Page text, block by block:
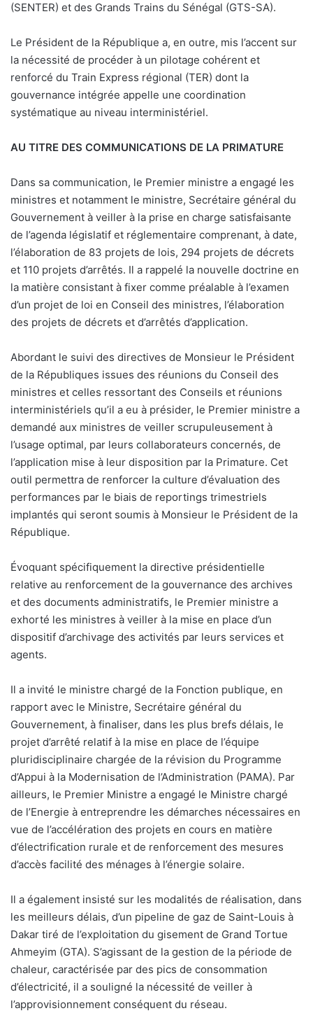
(SENTER) et des Grands Trains du Sénégal (GTS-SA).
Le Président de la République a, en outre, mis l’accent sur
la nécessité de procéder à un pilotage cohérent et
renforcé du Train Express régional (TER) dont la
gouvernance intégrée appelle une coordination
systématique au niveau interministériel.
AU TITRE DES COMMUNICATIONS DE LA PRIMATURE
Dans sa communication, le Premier ministre a engagé les
ministres et notamment le ministre, Secrétaire général du
Gouvernement à veiller à la prise en charge satisfaisante
de l’agenda législatif et réglementaire comprenant, à date,
l’élaboration de 83 projets de lois, 294 projets de décrets
et 110 projets d’arrêtés. Il a rappelé la nouvelle doctrine en
la matière consistant à fixer comme préalable à l’examen
d’un projet de loi en Conseil des ministres, l’élaboration
des projets de décrets et d’arrêtés d’application.
Abordant le suivi des directives de Monsieur le Président
de la Républiques issues des réunions du Conseil des
ministres et celles ressortant des Conseils et réunions
interministériels qu’il a eu à présider, le Premier ministre a
demandé aux ministres de veiller scrupuleusement à
l’usage optimal, par leurs collaborateurs concernés, de
l’application mise à leur disposition par la Primature. Cet
outil permettra de renforcer la culture d’évaluation des
performances par le biais de reportings trimestriels
implantés qui seront soumis à Monsieur le Président de la
République.
Évoquant spécifiquement la directive présidentielle
relative au renforcement de la gouvernance des archives
et des documents administratifs, le Premier ministre a
exhorté les ministres à veiller à la mise en place d’un
dispositif d’archivage des activités par leurs services et
agents.
Il a invité le ministre chargé de la Fonction publique, en
rapport avec le Ministre, Secrétaire général du
Gouvernement, à finaliser, dans les plus brefs délais, le
projet d’arrêté relatif à la mise en place de l’équipe
pluridisciplinaire chargée de la révision du Programme
d’Appui à la Modernisation de l’Administration (PAMA). Par
ailleurs, le Premier Ministre a engagé le Ministre chargé
de l’Energie à entreprendre les démarches nécessaires en
vue de l’accélération des projets en cours en matière
d’électrification rurale et de renforcement des mesures
d’accès facilité des ménages à l’énergie solaire.
Il a également insisté sur les modalités de réalisation, dans
les meilleurs délais, d’un pipeline de gaz de Saint-Louis à
Dakar tiré de l’exploitation du gisement de Grand Tortue
Ahmeyim (GTA). S’agissant de la gestion de la période de
chaleur, caractérisée par des pics de consommation
d’électricité, il a souligné la nécessité de veiller à
l’approvisionnement conséquent du réseau.